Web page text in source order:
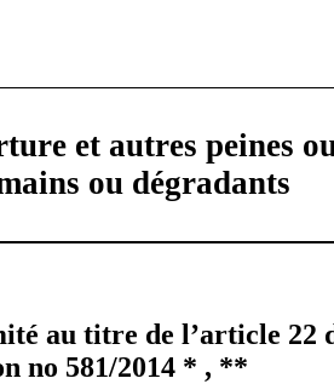
et autres peines
ou dégradants
au titre de l’article 22
no 581/2014 * , **